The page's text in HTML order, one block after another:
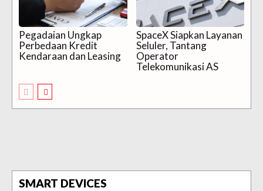
Pegadaian Ungkap
Perbedaan Kredit
Kendaraan dan Leasing
SpaceX Siapkan Layanan
Seluler, Tantang
Operator
Telekomunikasi AS
SMART DEVICES